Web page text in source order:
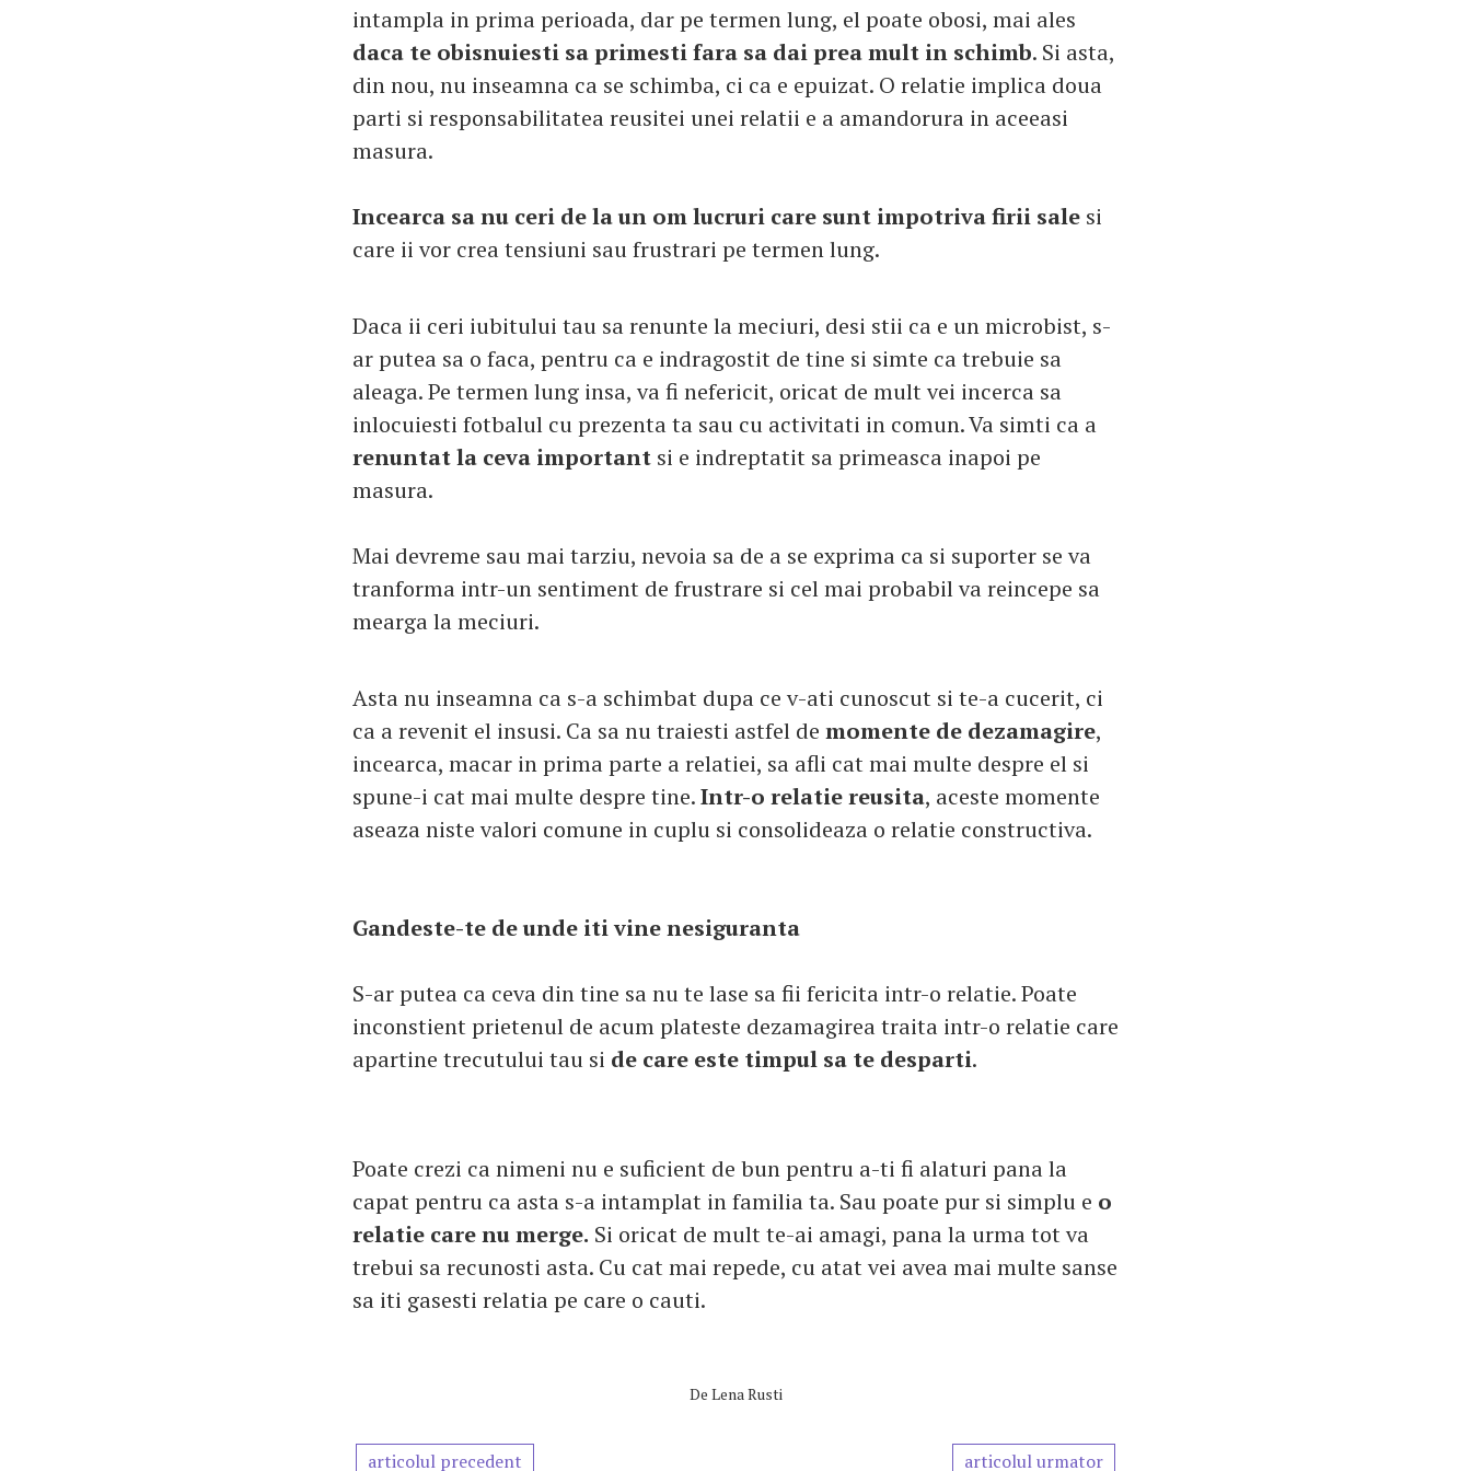
intampla in prima perioada, dar pe termen lung, el poate obosi, mai ales
daca te obisnuiesti sa primesti fara sa dai prea mult in schimb. Si asta,
din nou, nu inseamna ca se schimba, ci ca e epuizat. O relatie implica doua
parti si responsabilitatea reusitei unei relatii e a amandorura in aceeasi
masura.
Incearca sa nu ceri de la un om lucruri care sunt impotriva firii sale si
care ii vor crea tensiuni sau frustrari pe termen lung.
Daca ii ceri iubitului tau sa renunte la meciuri, desi stii ca e un microbist, s-
ar putea sa o faca, pentru ca e indragostit de tine si simte ca trebuie sa
aleaga. Pe termen lung insa, va fi nefericit, oricat de mult vei incerca sa
inlocuiesti fotbalul cu prezenta ta sau cu activitati in comun. Va simti ca a
renuntat la ceva important si e indreptatit sa primeasca inapoi pe
masura.
Mai devreme sau mai tarziu, nevoia sa de a se exprima ca si suporter se va
tranforma intr-un sentiment de frustrare si cel mai probabil va reincepe sa
mearga la meciuri.
Asta nu inseamna ca s-a schimbat dupa ce v-ati cunoscut si te-a cucerit, ci
ca a revenit el insusi. Ca sa nu traiesti astfel de momente de dezamagire,
incearca, macar in prima parte a relatiei, sa afli cat mai multe despre el si
spune-i cat mai multe despre tine.Intr-o relatie reusita, aceste momente
aseaza niste valori comune in cuplu si consolideaza o relatie constructiva.
Gandeste-te de unde iti vine nesiguranta
S-ar putea ca ceva din tine sa nu te lase sa fii fericita intr-o relatie. Poate
inconstient prietenul de acum plateste dezamagirea traita intr-o relatie care
apartine trecutului tau si de care este timpul sa te desparti.
Poate crezi ca nimeni nu e suficient de bun pentru a-ti fi alaturi pana la
capat pentru ca asta s-a intamplat in familia ta. Sau poate pur si simplu e o
relatie care nu merge. Si oricat de mult te-ai amagi, pana la urma tot va
trebui sa recunosti asta. Cu cat mai repede, cu atat vei avea mai multe sanse
sa iti gasesti relatia pe care o cauti.
De Lena Rusti
articolul precedent articolul urmator